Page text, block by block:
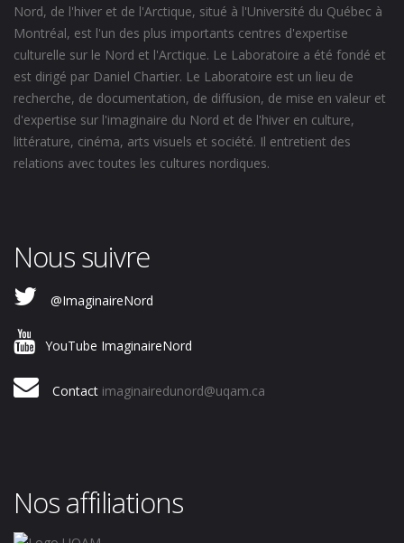
Nord, de l'hiver et de l'Arctique, situé à l'Université du Québec à
Montréal, est l'un des plus importants centres d'expertise
culturelle sur le Nord et l'Arctique. Le Laboratoire a été fondé et
est dirigé par Daniel Chartier. Le Laboratoire est un lieu de
recherche, de documentation, de diffusion, de mise en valeur et
d'expertise sur l'imaginaire du Nord et de l'hiver en culture,
littérature, cinéma, arts visuels et société. Il entretient des
relations avec toutes les cultures nordiques.
Nous suivre
@ImaginaireNord
YouTube ImaginaireNord
Contact imaginairedunord@uqam.ca
Nos affiliations